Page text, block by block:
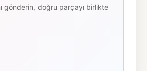
gönderin, doğru parçayı birlikte